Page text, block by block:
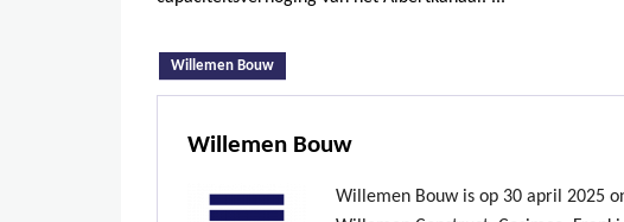
Willemen Bouw
Willemen Bouw
Willemen Bouw is op 30 april 2025